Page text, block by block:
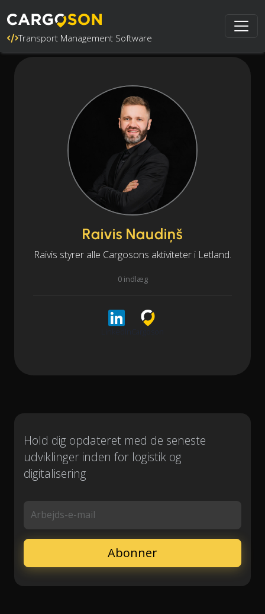
Transport Management Software
Raivis Naudiņš
Raivis styrer alle Cargosons aktiviteter i Letland.
0 indlæg
Hold dig opdateret med de seneste
udviklinger inden for logistik og
digitalisering
Arbejds-e-mail